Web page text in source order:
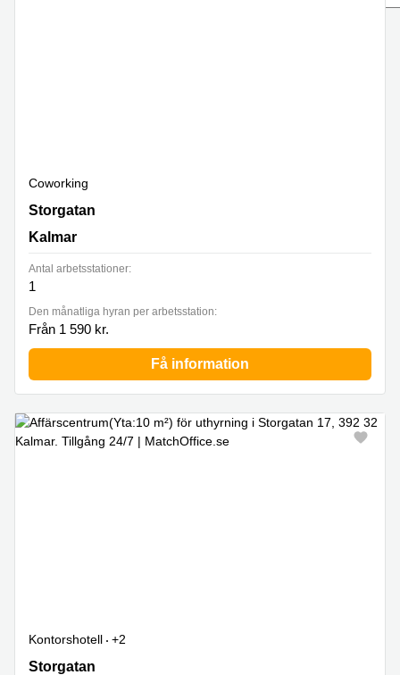
lokaler
Coworking
Storgatan 17, Kalmar
Storgatan
Kalmar
Antal arbetsstationer:
1
Den månatliga hyran per arbetsstation:
Från 1 590 kr.
Få information
Kontorshotell
+2
Storgatan 17, Kalmar
Storgatan